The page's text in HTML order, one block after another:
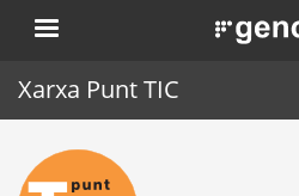
al
. Obre en
Xarxa Punt TIC
Inicio